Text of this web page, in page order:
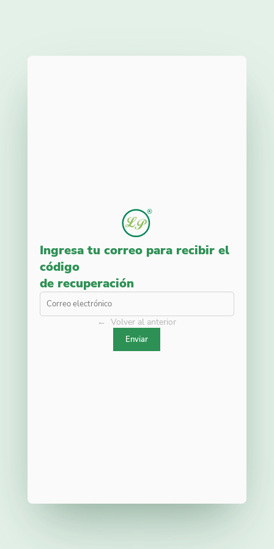
Ingresa tu correo para recibir el
código
de recuperación
← Volver al anterior
Enviar